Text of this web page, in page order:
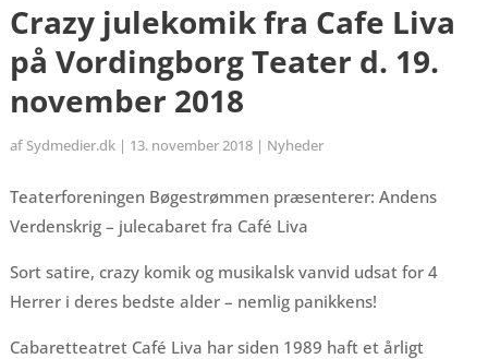
Crazy julekomik fra Cafe Liva
på Vordingborg Teater d. 19.
november 2018
af Sydmedier.dk| 13. november 2018| Nyheder
Teaterforeningen Bøgestrømmen præsenterer: Andens
Verdenskrig – julecabaret fra Café Liva
Sort satire, crazy komik og musikalsk vanvid udsat for 4
Herrer i deres bedste alder – nemlig panikkens!
Cabaretteatret Café Liva har siden 1989 haft et årligt